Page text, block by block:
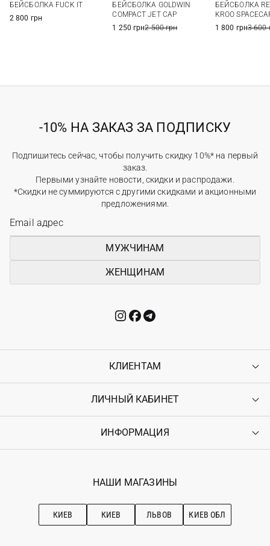
БЕЙСБОЛКА FUCK IT
2 800 грн
БЕЙСБОЛКА GOLDWIN
COMPACT JET CAP
1 250 грн2 500 грн
БЕЙСБОЛКА
KROO
1 800 грн3 600
-10% НА ЗАКАЗ ЗА ПОДПИСКУ
Подпишитесь сейчас, чтобы получить скидку 10%* на первый
заказ.
Первыми узнайте новости, скидки и распродажи.
*Скидки не суммируются с другими скидками и акционными
предложениями.
МУЖЧИНАМ
ЖЕНЩИНАМ
КЛИЕНТАМ
Контакты
Возврат
Гарантия
ЛИЧНЫЙ КАБИНЕТ
Войти
Ostriv Club+
ИНФОРМАЦИЯ
Наши магазини
Рекомендации по уходу
НАШИ МАГАЗИНЫ
КИЕВ КИЕВ ЛЬВОВ КИЕВ ОБЛ